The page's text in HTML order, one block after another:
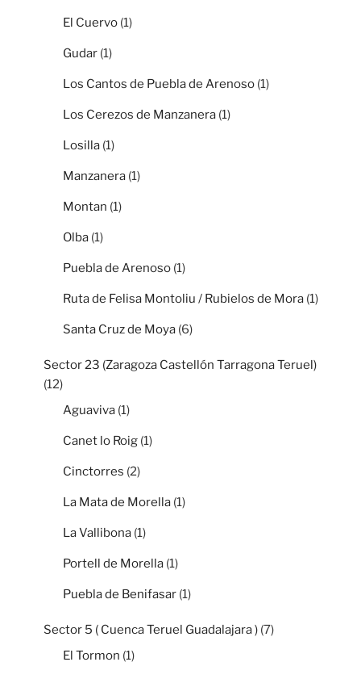
El Cuervo (1)
Gudar (1)
Los Cantos de Puebla de Arenoso (1)
Los Cerezos de Manzanera (1)
Losilla (1)
Manzanera (1)
Montan (1)
Olba (1)
Puebla de Arenoso (1)
Ruta de Felisa Montoliu / Rubielos de Mora (1)
Santa Cruz de Moya (6)
Sector 23 (Zaragoza Castellón Tarragona Teruel)
(12)
Aguaviva (1)
Canet lo Roig (1)
Cinctorres (2)
La Mata de Morella (1)
La Vallibona (1)
Portell de Morella (1)
Puebla de Benifasar (1)
Sector 5 ( Cuenca Teruel Guadalajara ) (7)
El Tormon (1)